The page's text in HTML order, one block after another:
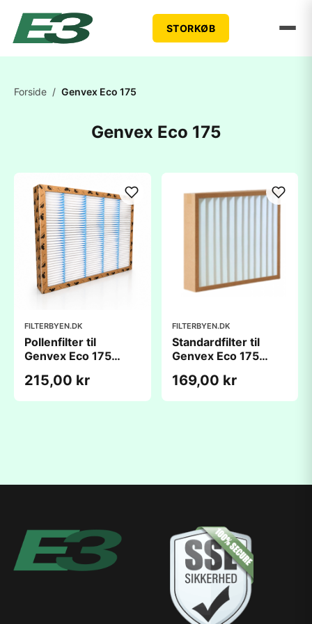
STORKØB
Forside / Genvex Eco 175
Genvex Eco 175
FILTERBYEN.DK
Pollenfilter til
Genvex Eco 175
215,00 kr
FILTERBYEN.DK
Standardfilter til
Genvex Eco 175
169,00 kr